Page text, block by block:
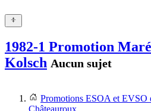
1982-1 Promotion
Kolsch Aucun sujet
Promotions ESOA et